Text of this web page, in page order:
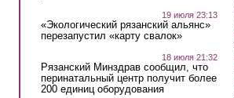
19 июля 23:13
«Экологический рязанский альянс»
перезапустил «карту свалок»
18 июля 21:32
Рязанский Минздрав сообщил, что
перинатальный центр получит более
200 единиц оборудования